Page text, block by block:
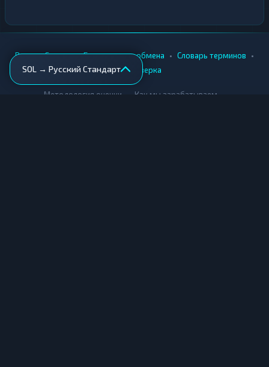
SOL → Русский Стандарт
Вики • Города • Безопасность обмена • Словарь терминов •
AML-проверка
Методология оценки Как мы зарабатываем